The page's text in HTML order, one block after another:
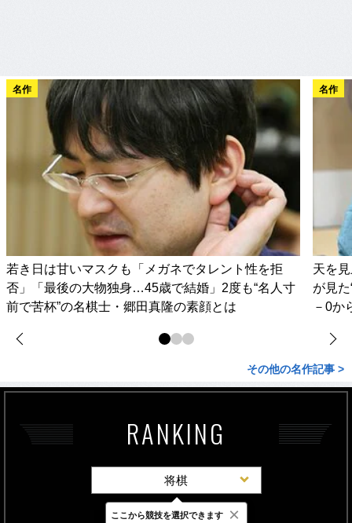
名作
若き日は甘いマスクも「メガネでタレント性を拒
否」「最後の大物独身…45歳で結婚」2度も“名人寸
前で苦杯”の名棋士・郷田真隆の素顔とは
名作
天を
が見
－0か
その他の名作記事 >
RANKING
将棋
最新 24時間 週間
ここから競技を選択できます ×